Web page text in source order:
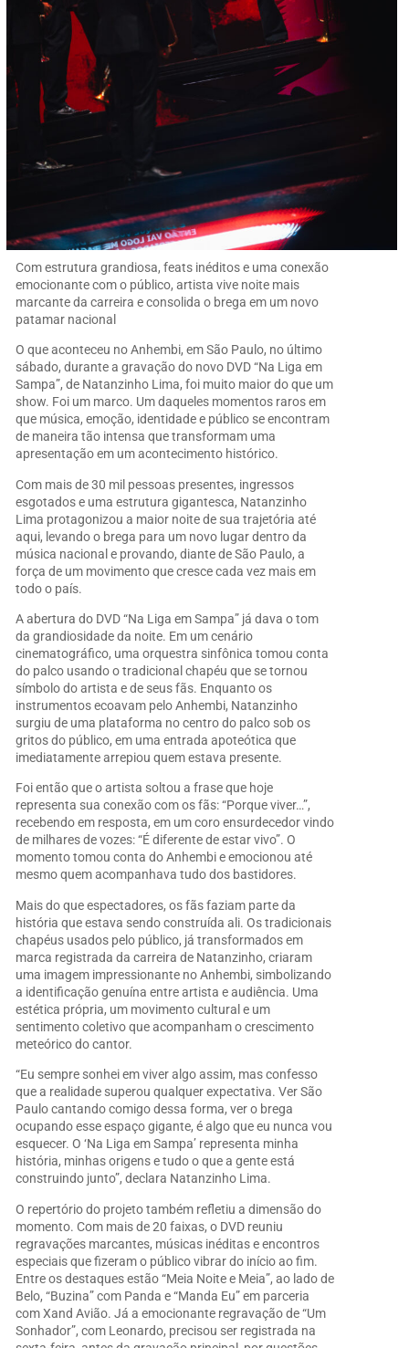
Com estrutura grandiosa, feats inéditos e uma conexão
emocionante com o público, artista vive noite mais
marcante da carreira e consolida o brega em um novo
patamar nacional
O que aconteceu no Anhembi, em São Paulo, no último
sábado, durante a gravação do novo DVD “Na Liga em
Sampa”, de Natanzinho Lima, foi muito maior do que um
show. Foi um marco. Um daqueles momentos raros em
que música, emoção, identidade e público se encontram
de maneira tão intensa que transformam uma
apresentação em um acontecimento histórico.
Com mais de 30 mil pessoas presentes, ingressos
esgotados e uma estrutura gigantesca, Natanzinho
Lima protagonizou a maior noite de sua trajetória até
aqui, levando o brega para um novo lugar dentro da
música nacional e provando, diante de São Paulo, a
força de um movimento que cresce cada vez mais em
todo o país.
A abertura do DVD “Na Liga em Sampa” já dava o tom
da grandiosidade da noite. Em um cenário
cinematográfico, uma orquestra sinfônica tomou conta
do palco usando o tradicional chapéu que se tornou
símbolo do artista e de seus fãs. Enquanto os
instrumentos ecoavam pelo Anhembi, Natanzinho
surgiu de uma plataforma no centro do palco sob os
gritos do público, em uma entrada apoteótica que
imediatamente arrepiou quem estava presente.
Foi então que o artista soltou a frase que hoje
representa sua conexão com os fãs: “Porque viver…”,
recebendo em resposta, em um coro ensurdecedor vindo
de milhares de vozes: “É diferente de estar vivo”. O
momento tomou conta do Anhembi e emocionou até
mesmo quem acompanhava tudo dos bastidores.
Mais do que espectadores, os fãs faziam parte da
história que estava sendo construída ali. Os tradicionais
chapéus usados pelo público, já transformados em
marca registrada da carreira de Natanzinho, criaram
uma imagem impressionante no Anhembi, simbolizando
a identificação genuína entre artista e audiência. Uma
estética própria, um movimento cultural e um
sentimento coletivo que acompanham o crescimento
meteórico do cantor.
“Eu sempre sonhei em viver algo assim, mas confesso
que a realidade superou qualquer expectativa. Ver São
Paulo cantando comigo dessa forma, ver o brega
ocupando esse espaço gigante, é algo que eu nunca vou
esquecer. O ‘Na Liga em Sampa’ representa minha
história, minhas origens e tudo o que a gente está
construindo junto”, declara Natanzinho Lima.
O repertório do projeto também refletiu a dimensão do
momento. Com mais de 20 faixas, o DVD reuniu
regravações marcantes, músicas inéditas e encontros
especiais que fizeram o público vibrar do início ao fim.
Entre os destaques estão “Meia Noite e Meia”, ao lado de
Belo, “Buzina” com Panda e “Manda Eu” em parceria
com Xand Avião. Já a emocionante regravação de “Um
Sonhador”, com Leonardo, precisou ser registrada na